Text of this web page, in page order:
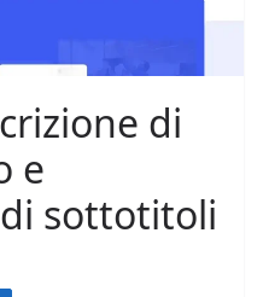
di
e
sottotitoli